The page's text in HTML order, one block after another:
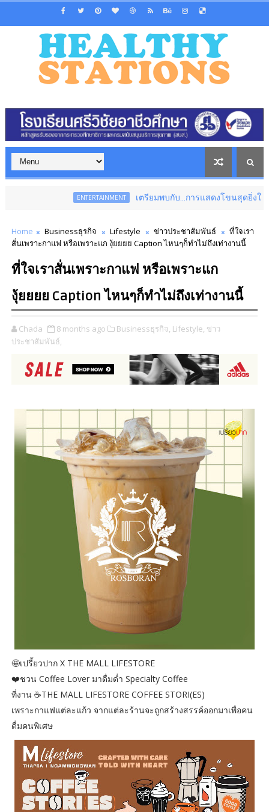
เตรียมพบกับ...การแสดงโขนสุดยิ่งใหญ่แห่งปี เรื่อง
Home Businessธุรกิจ Lifestyle ข่าวประชาสัมพันธ์
ที่ใจเรา
สั่นเพราะกาแฟ หรือเพราะแก งุ้ยยยย Caption ไหนๆก็ทำไม่ถึงเท่างานนี้
ที่ใจเราสั่นเพราะกาแฟ หรือเพราะแก
งุ้ยยยย Caption ไหนๆก็ทำไม่ถึงเท่างานนี้
Chada 8 months ago Businessธุรกิจ, Lifestyle, ข่าว
ประชาสัมพันธ์,
🤩เปรี้ยวปาก X THE MALL LIFESTORE
❤️ชวน Coffee Lover มาดื่มด่ำ Specialty Coffee
ที่งาน ☕️THE MALL LIFESTORE COFFEE STORI(ES)
เพราะกาแฟแต่ละแก้ว จากแต่ละร้านจะถูกสร้างสรรค์ออกมาเพื่อคน
ดื่มคนพิเศษ